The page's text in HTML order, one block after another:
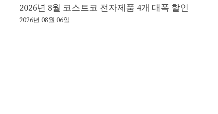
2026년 8월 코스트코 전자제품 4개 대폭 할인
2026년 08월 06일